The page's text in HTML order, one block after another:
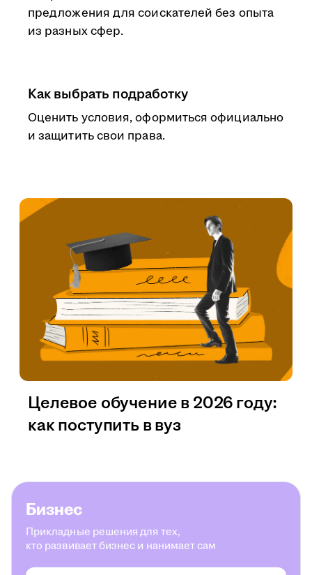
предложения для соискателей без опыта
из разных сфер.
Как выбрать подработку
Оценить условия, оформиться официально
и защитить свои права.
Целевое обучение в 2026 году:
как поступить в вуз
Бизнес
Прикладные решения для тех,
кто развивает бизнес и нанимает сам